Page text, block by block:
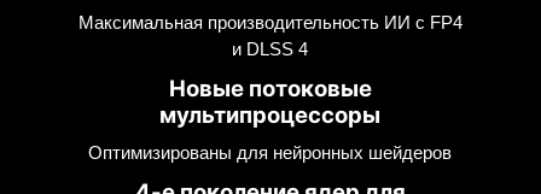
Максимальная производительность ИИ с FP4
и DLSS 4
Новые потоковые
мультипроцессоры
Оптимизированы для нейронных шейдеров